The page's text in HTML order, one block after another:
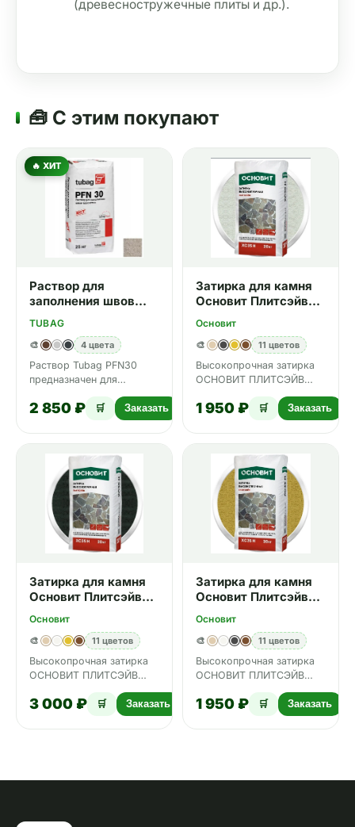
(древесностружечные плиты и др.).
🧰 С этим покупают
🔥 ХИТ
Раствор для
заполнения швов
брусчатки Tubag
PFN30 бежевый 25
кг
TUBAG
🎨 4 цвета
Раствор Tubag PFN30
предназначен для
заполнения тонких швов
(от 3 до 20 мм)
2 850 ₽ 🛒 Заказать
Затирка для камня
Основит Плитсэйв
XC35 H 010 белый 20
кг
Основит
🎨 11 цветов
Высокопрочная затирка
ОСНОВИТ ПЛИТСЭЙВ
XC35 Н предназначена
для защиты и заполнения
1 950 ₽ 🛒 Заказать
Затирка для камня
Основит Плитсэйв
XC35 H 013 Графит
20 кг
Основит
🎨 11 цветов
Высокопрочная затирка
ОСНОВИТ ПЛИТСЭЙВ
XC35 Н предназначена
для защиты и заполнения
3 000 ₽ 🛒 Заказать
Затирка для камня
Основит Плитсэйв
XC35 H 070 Жёлтый
20 кг
Основит
🎨 11 цветов
Высокопрочная затирка
ОСНОВИТ ПЛИТСЭЙВ
XC35 Н предназначена
для защиты и заполнения
1 950 ₽ 🛒 Заказать